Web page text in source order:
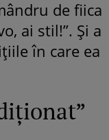
de fiica
ai stil!”. Și a
în care ea